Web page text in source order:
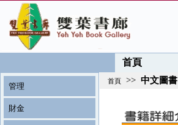
首頁
管理
財金
首頁 >> 中文圖書